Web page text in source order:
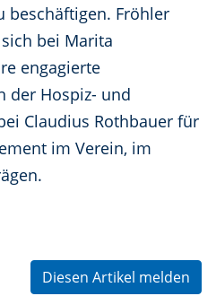
beschäftigen. Fröhler
bei Marita
engagierte
der Hospiz- und
Claudius Rothbauer für
im Verein, im
Diesen Artikel melden